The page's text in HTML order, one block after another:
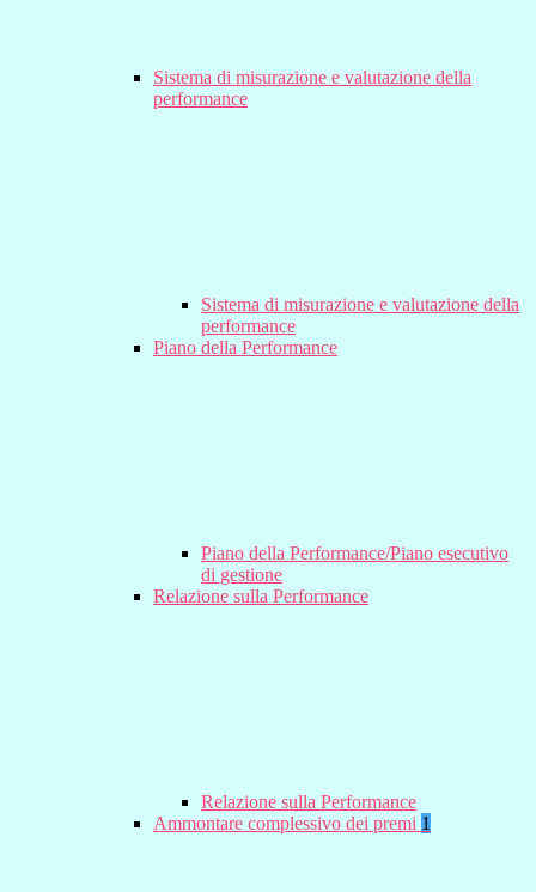
Sistema di misurazione e valutazione della
performance
Sistema di misurazione e valutazione della
performance
Piano della Performance
Piano della Performance/Piano esecutivo
di gestione
Relazione sulla Performance
Relazione sulla Performance
Ammontare complessivo dei premi 1